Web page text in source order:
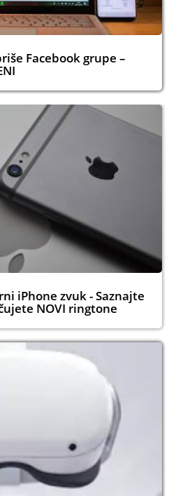
Facebook grupe –
iPhone zvuk - Saznajte
NOVI ringtone